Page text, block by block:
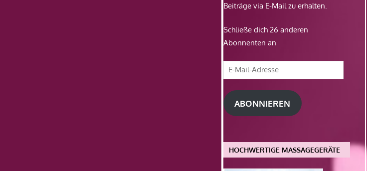
Beiträge via E-Mail zu erhalten.
Schließe dich 26 anderen
Abonnenten an
E-
Mail-
Adresse
ABONNIEREN
HOCHWERTIGE MASSAGEGERÄTE